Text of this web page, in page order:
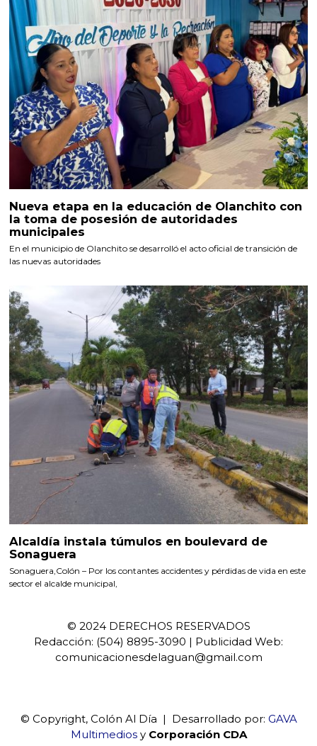
Nueva etapa en la educación de Olanchito con
la toma de posesión de autoridades
municipales
En el municipio de Olanchito se desarrolló el acto oficial de transición de
las nuevas autoridades
Alcaldía instala túmulos en boulevard de
Sonaguera
Sonaguera,Colón – Por los contantes accidentes y pérdidas de vida en este
sector el alcalde municipal,
© 2024 DERECHOS RESERVADOS
Redacción: (504) 8895-3090 | Publicidad Web:
comunicacionesdelaguan@gmail.com
© Copyright, Colón Al Día | Desarrollado por: GAVA
Multimediosy Corporación CDA